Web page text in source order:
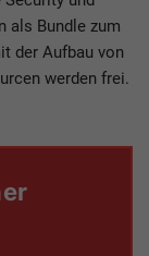
als Bundle zum
der Aufbau von
werden frei.